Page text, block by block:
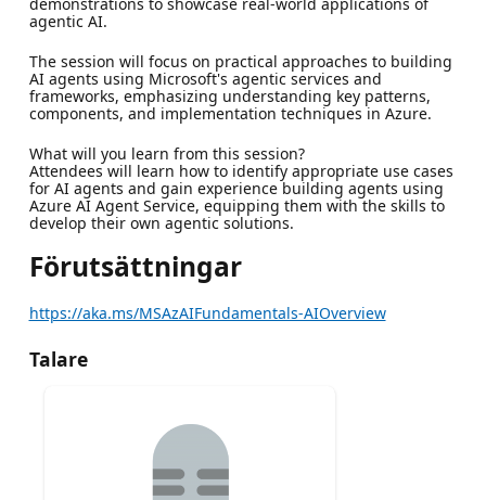
agentic AI.
The session will focus on practical approaches to building
AI agents using Microsoft's agentic services and
frameworks, emphasizing understanding key patterns,
components, and implementation techniques in Azure.
What will you learn from this session?
Attendees will learn how to identify appropriate use cases
for AI agents and gain experience building agents using
Azure AI Agent Service, equipping them with the skills to
develop their own agentic solutions.
Förutsättningar
https://aka.ms/MSAzAIFundamentals-AIOverview
Talare